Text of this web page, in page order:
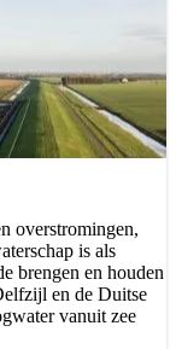
overstromingen,
is als
brengen en houden
en de Duitse
vanuit zee